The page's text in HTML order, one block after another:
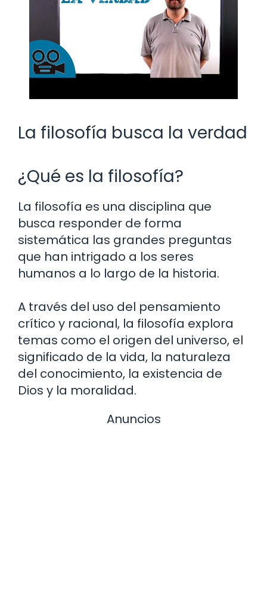
La filosofía busca la verdad
¿Qué es la filosofía?
La filosofía es una disciplina que
busca responder de forma
sistemática las grandes preguntas
que han intrigado a los seres
humanos a lo largo de la historia.
A través del uso del pensamiento
crítico y racional, la filosofía explora
temas como el origen del universo, el
significado de la vida, la naturaleza
del conocimiento, la existencia de
Dios y la moralidad.
Anuncios